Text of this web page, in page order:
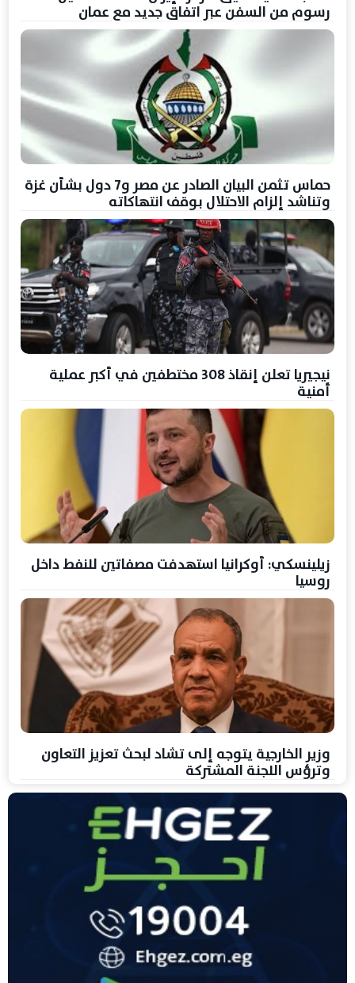
رسوم من السفن عبر اتفاق جديد مع عمان
حماس تثمن البيان الصادر عن مصر و7 دول بشأن غزة
وتناشد إلزام الاحتلال بوقف انتهاكاته
نيجيريا تعلن إنقاذ 308 مختطفين في أكبر عملية
أمنية
زيلينسكي: أوكرانيا استهدفت مصفاتين للنفط داخل
روسيا
وزير الخارجية يتوجه إلى تشاد لبحث تعزيز التعاون
وترؤس اللجنة المشتركة